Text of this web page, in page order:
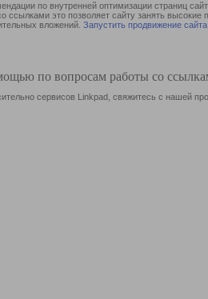
по внутренней оптимизации страниц
ссылками это позволяет сайту занять
вложений. Запустить продвижение сайта
по вопросам работы со
сервисов Linkpad, свяжитесь с нашей